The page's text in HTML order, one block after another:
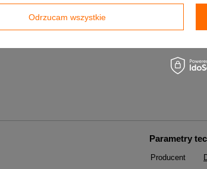
Parametry
Producent
Odrzucam wszystkie